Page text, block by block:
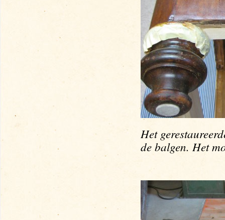
Het
de balgen. Het